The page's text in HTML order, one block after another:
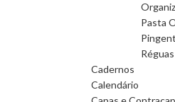
Pasta
Réguas
Cadernos
Calendário